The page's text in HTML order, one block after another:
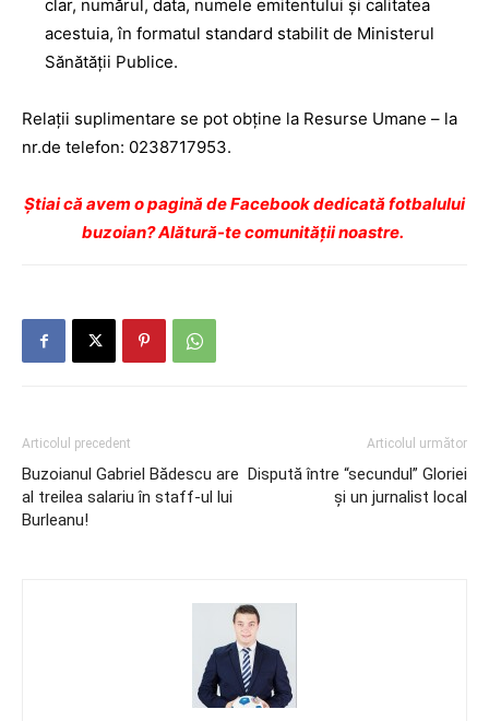
clar, numărul, data, numele emitentului şi calitatea
acestuia, în formatul standard stabilit de Ministerul
Sănătăţii Publice.
Relaţii suplimentare se pot obţine la Resurse Umane – la
nr.de telefon: 0238717953.
Ştiai că avem o pagină de Facebook dedicată fotbalului
buzoian? Alătură-te comunității noastre.
Articolul precedent
Buzoianul Gabriel Bădescu are
al treilea salariu în staff-ul lui
Burleanu!
Articolul următor
Dispută între “secundul” Gloriei
şi un jurnalist local